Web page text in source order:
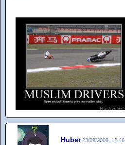
Huber 23/09/2009, 12:46